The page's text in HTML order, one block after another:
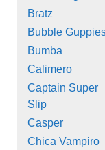
Bratz
Bubble
Bumba
Calimero
Captain Super
Slip
Casper
Chica Vampiro